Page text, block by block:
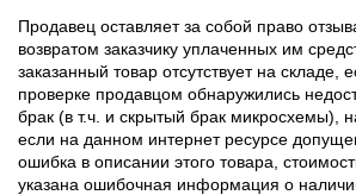
Продавец оставляет за собой право
возвратом заказчику уплаченных им
заказанный товар отсутствует на складе,
проверке продавцом обнаружились
брак (в т.ч. и скрытый брак микросхемы),
если на данном интернет ресурсе
ошибка в описании этого товара,
указана ошибочная информация о